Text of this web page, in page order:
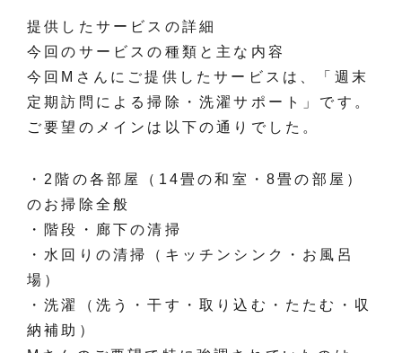
提供したサービスの詳細
今回のサービスの種類と主な内容
今回Mさんにご提供したサービスは、「週末
定期訪問による掃除・洗濯サポート」です。
ご要望のメインは以下の通りでした。
・2階の各部屋（14畳の和室・8畳の部屋）
のお掃除全般
・階段・廊下の清掃
・水回りの清掃（キッチンシンク・お風呂
場）
・洗濯（洗う・干す・取り込む・たたむ・収
納補助）